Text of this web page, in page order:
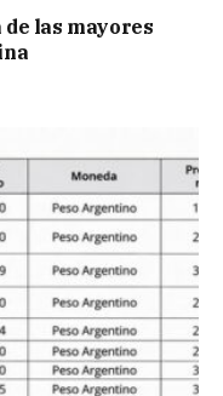
las mayores